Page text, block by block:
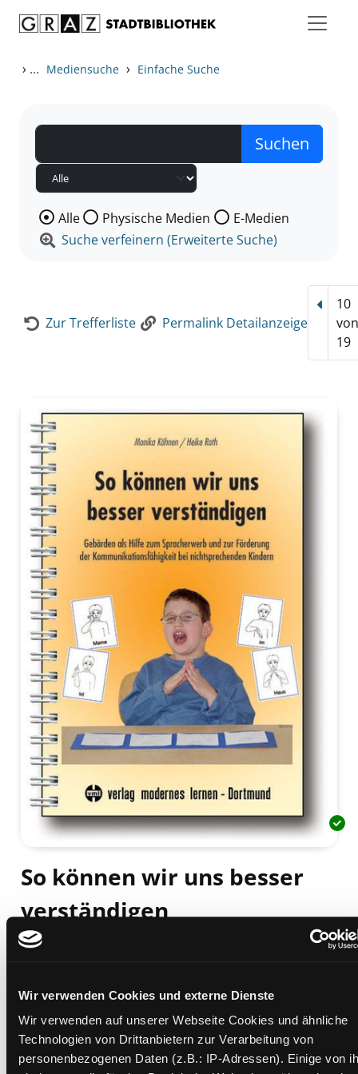
Wir verwenden Cookies und externe Dienste
Wir verwenden auf unserer Webseite Cookies und ähnliche
Technologien von Drittanbietern zur Verarbeitung von
personenbezogenen Daten (z.B.: IP-Adressen). Einige von
› ... Mediensuche › Einfache Suche
Wählen Sie die Medienart nach der Sie suchen wollen.
Alle Physische Medien
E-Medien
Suche verfeinern (Erweiterte Suche)
Zur Trefferliste Permalink Detailanzeige
10
von
19
So können wir uns besser
verständigen
Gebärden als Hilfe zum Spracherwerb und zur
Mediengruppe:Sachbuch
Verfasser:Suche nach diesem Verfasser
Köhnen, Monika Roth, Heike
Beschreibung ein-/ausblenden